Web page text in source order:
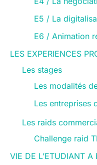
E5 / La
E6 / Animation
LES EXPERIENCES
Les stages
Les modalités
Les entreprises
Les raids
Challenge raid
VIE DE L’ETUDIANT A